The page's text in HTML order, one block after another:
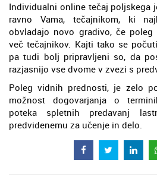
Individualni online tečaj poljskega
ravno Vama, tečajnikom, ki
obvladajo novo gradivo, če
več tečajnikov. Kajti tako se
pa tudi bolj pripravljeni so, da
razjasnijo vse dvome v zvezi s
Poleg vidnih prednosti, je zelo
možnost dogovarjanja o
poteka spletnih predavanj
predvidenemu za učenje in delo.